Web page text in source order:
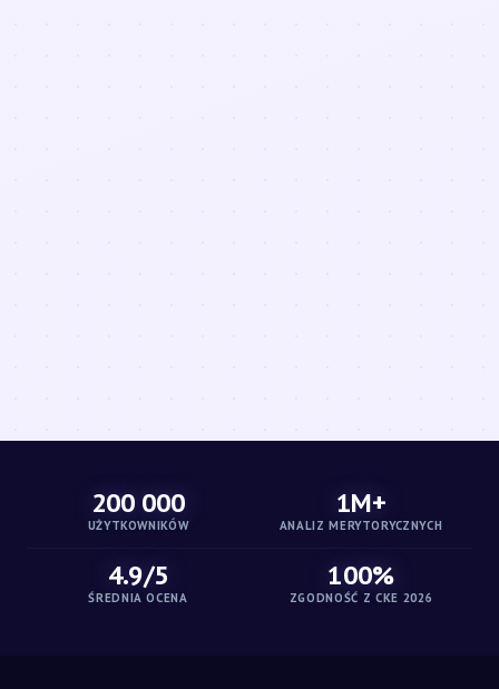
200 000
UŻYTKOWNIKÓW
1M+
ANALIZ MERYTORYCZNYCH
4.9/5
ŚREDNIA OCENA
100%
ZGODNOŚĆ Z CKE 2026